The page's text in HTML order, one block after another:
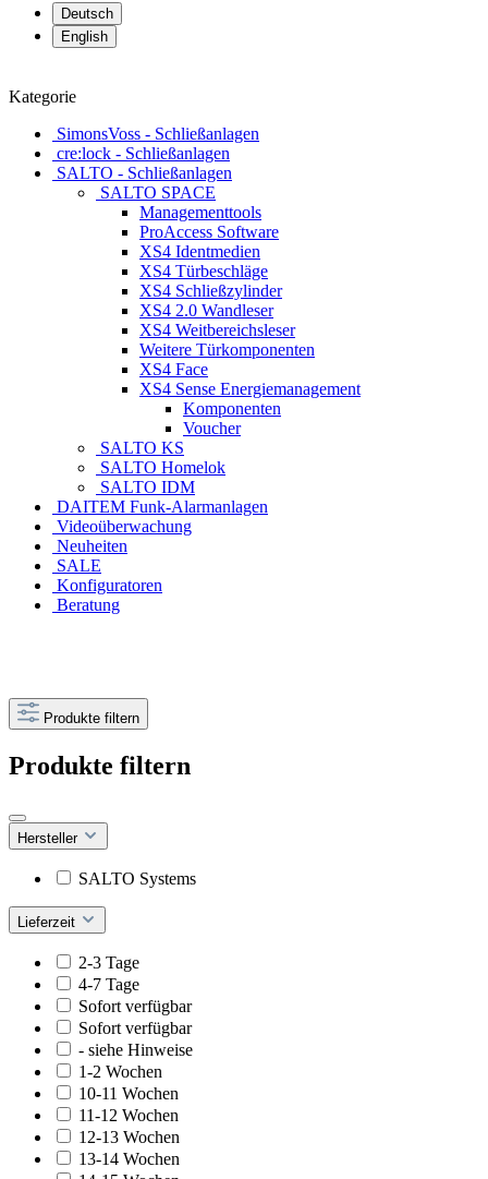
Deutsch
English
Kategorie
SimonsVoss - Schließanlagen
cre:lock - Schließanlagen
SALTO - Schließanlagen
SALTO SPACE
Managementtools
ProAccess Software
XS4 Identmedien
XS4 Türbeschläge
XS4 Schließzylinder
XS4 2.0 Wandleser
XS4 Weitbereichsleser
Weitere Türkomponenten
XS4 Face
XS4 Sense Energiemanagement
Komponenten
Voucher
SALTO KS
SALTO Homelok
SALTO IDM
DAITEM Funk-Alarmanlagen
Videoüberwachung
Neuheiten
SALE
Konfiguratoren
Beratung
Produkte filtern
Produkte filtern
Hersteller
SALTO Systems
Lieferzeit
2-3 Tage
4-7 Tage
Sofort verfügbar
Sofort verfügbar
- siehe Hinweise
1-2 Wochen
10-11 Wochen
11-12 Wochen
12-13 Wochen
13-14 Wochen